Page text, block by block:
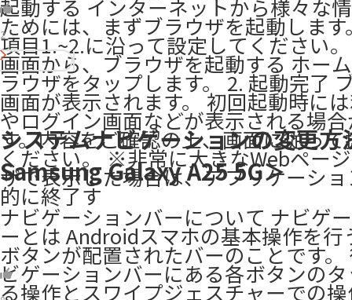
起動する インターネットから様々な
ためには、まずブラウザを起動します
項目1.~2.に沿って設定してください
画面から、ブラウザを起動する ホー
ラウザをタップします。 2. 起動完了
画面が表示されます。 初回起動時に
やログイン画面などが表示される場
す。内容をご確認の上、画面に従っ
ください。 ※非常に大きなWebペー
ザで表示した場合は、アプリケーシ
的に終了す
2
システムナビゲーションの変更方
Samsung Galaxy A25 5G＞
ナビゲーションバーについて ナビゲ
ーとは Androidスマホの基本操作を行
ボタンが配置されたバーのことです
ビゲーションバーにある各ボタンの
る操作とスワイプジェスチャーでの